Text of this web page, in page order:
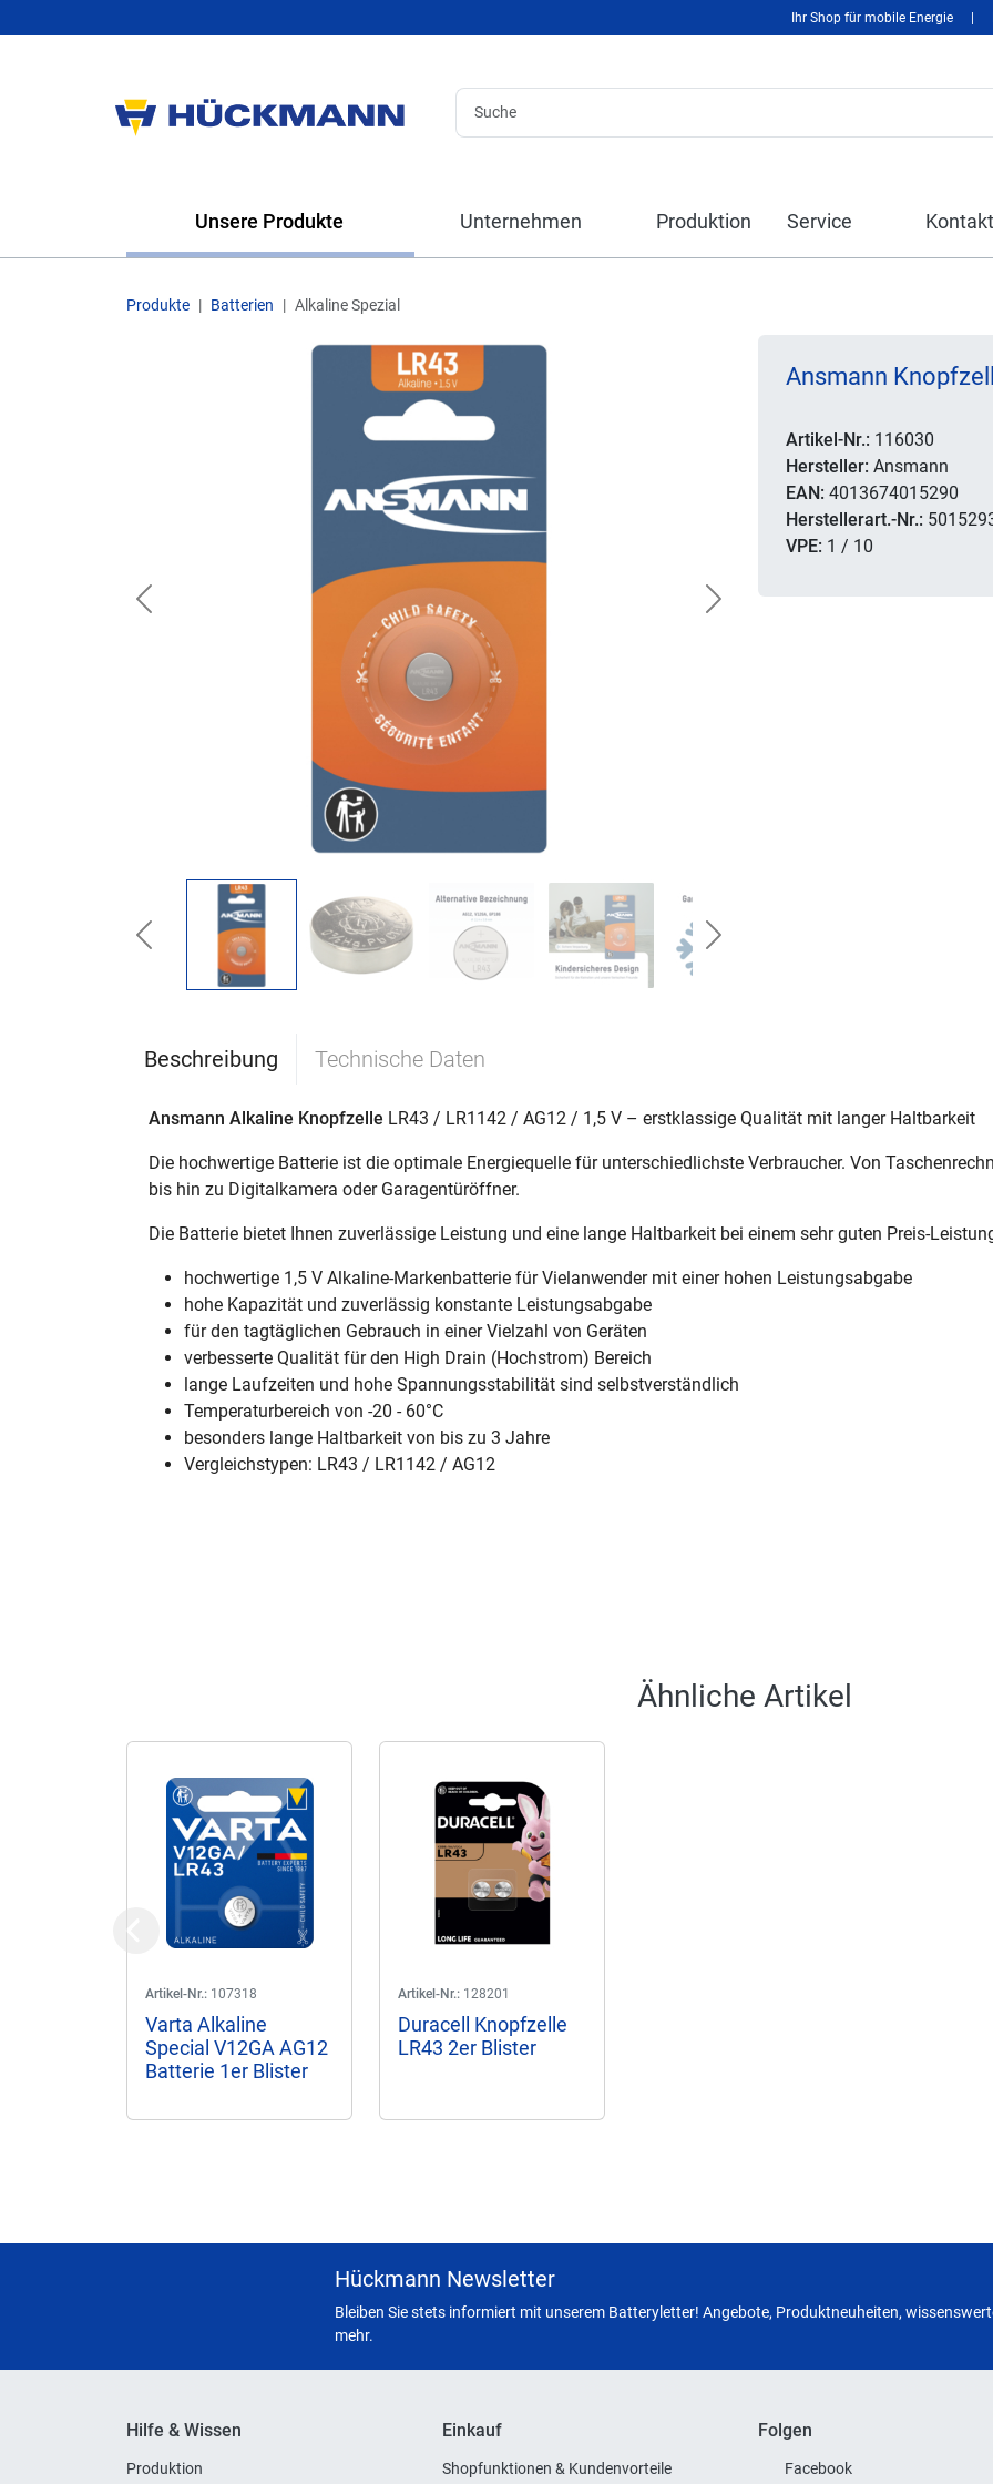
Ihr Shop für mobile Energie
Unsere Produkte Unternehmen Produktion Service Kontakt
Produkte Batterien Alkaline Spezial
Previous Next
Previous Next
Ansmann
Artikel-Nr.: 116030
Hersteller: Ansmann
EAN: 4013674015290
Herstellerart.-Nr.:
VPE: 1 / 10
Beschreibung Technische Daten
Ansmann Alkaline Knopfzelle LR43 / LR1142 / AG12 / 1,5 V – erstklassige Qualität mit langer Haltbarkeit
Die hochwertige Batterie ist die optimale Energiequelle für unterschiedlichste Verbraucher. Von
bis hin zu Digitalkamera oder Garagentüröffner.
Die Batterie bietet Ihnen zuverlässige Leistung und eine lange Haltbarkeit bei einem sehr guten Preis-
hochwertige 1,5 V Alkaline-Markenbatterie für Vielanwender mit einer hohen Leistungsabgabe
hohe Kapazität und zuverlässig konstante Leistungsabgabe
für den tagtäglichen Gebrauch in einer Vielzahl von Geräten
verbesserte Qualität für den High Drain (Hochstrom) Bereich
lange Laufzeiten und hohe Spannungsstabilität sind selbstverständlich
Temperaturbereich von -20 - 60°C
besonders lange Haltbarkeit von bis zu 3 Jahre
Vergleichstypen: LR43 / LR1142 / AG12
Ähnliche Artikel
Artikel-Nr.: 107318
Varta Alkaline
Special V12GA AG12
Batterie 1er Blister
Artikel-Nr.: 128201
Duracell Knopfzelle
LR43 2er Blister
Previous
Hückmann Newsletter
Bleiben Sie stets informiert mit unserem Batteryletter! Angebote, Produktneuheiten,
mehr.
Hilfe & Wissen
Produktion
Einkauf
Shopfunktionen & Kundenvorteile
Folgen
Facebook